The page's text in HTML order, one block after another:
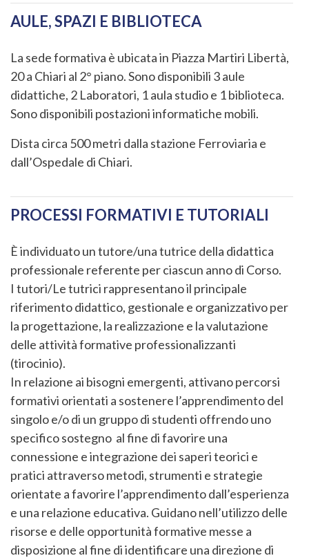
AULE, SPAZI E BIBLIOTECA
La sede formativa è ubicata in Piazza Martiri Libertà,
20 a Chiari al 2° piano. Sono disponibili 3 aule
didattiche, 2 Laboratori, 1 aula studio e 1 biblioteca.
Sono disponibili postazioni informatiche mobili.
Dista circa 500 metri dalla stazione Ferroviaria e
dall’Ospedale di Chiari.
PROCESSI FORMATIVI E TUTORIALI
È individuato un tutore/una tutrice della didattica
professionale referente per ciascun anno di Corso.
I tutori/Le tutrici rappresentano il principale
riferimento didattico, gestionale e organizzativo per
la progettazione, la realizzazione e la valutazione
delle attività formative professionalizzanti
(tirocinio).
In relazione ai bisogni emergenti, attivano percorsi
formativi orientati a sostenere l’apprendimento del
singolo e/o di un gruppo di studenti offrendo uno
specifico sostegno al fine di favorire una
connessione e integrazione dei saperi teorici e
pratici attraverso metodi, strumenti e strategie
orientate a favorire l’apprendimento dall’esperienza
e una relazione educativa. Guidano nell’utilizzo delle
risorse e delle opportunità formative messe a
disposizione al fine di identificare una direzione di